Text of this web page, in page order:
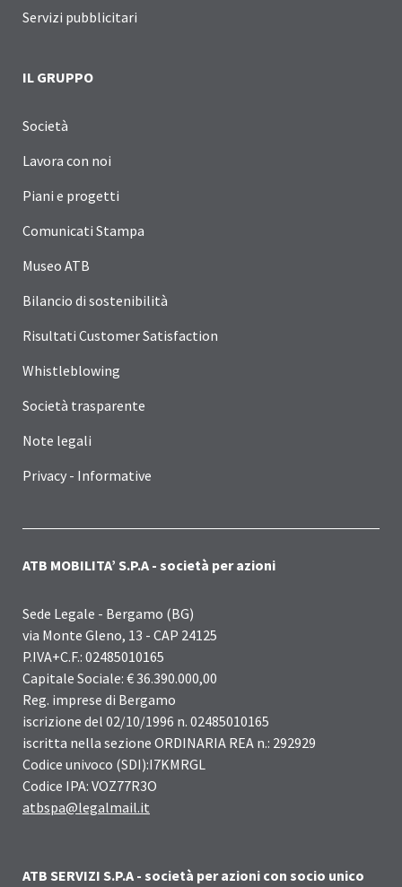
Servizi pubblicitari
IL GRUPPO
Società
Lavora con noi
Piani e progetti
Comunicati Stampa
Museo ATB
Bilancio di sostenibilità
Risultati Customer Satisfaction
Whistleblowing
Società trasparente
Note legali
Privacy - Informative
ATB MOBILITA’ S.P.A - società per azioni
Sede Legale - Bergamo (BG)
via Monte Gleno, 13 - CAP 24125
P.IVA+C.F.: 02485010165
Capitale Sociale: € 36.390.000,00
Reg. imprese di Bergamo
iscrizione del 02/10/1996 n. 02485010165
iscritta nella sezione ORDINARIA REA n.: 292929
Codice univoco (SDI):I7KMRGL
Codice IPA: VOZ77R3O
atbspa@legalmail.it
ATB SERVIZI S.P.A - società per azioni con socio unico